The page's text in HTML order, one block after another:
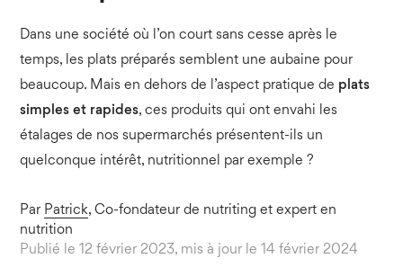
Dans une société où l’on court sans cesse après le
temps, les plats préparés semblent une aubaine pour
beaucoup. Mais en dehors de l’aspect pratique de plats
simples et rapides, ces produits qui ont envahi les
étalages de nos supermarchés présentent-ils un
quelconque intérêt, nutritionnel par exemple ?
Par Patrick, Co-fondateur de nutriting et expert en
nutrition
Publié le 12 février 2023, mis à jour le 14 février 2024